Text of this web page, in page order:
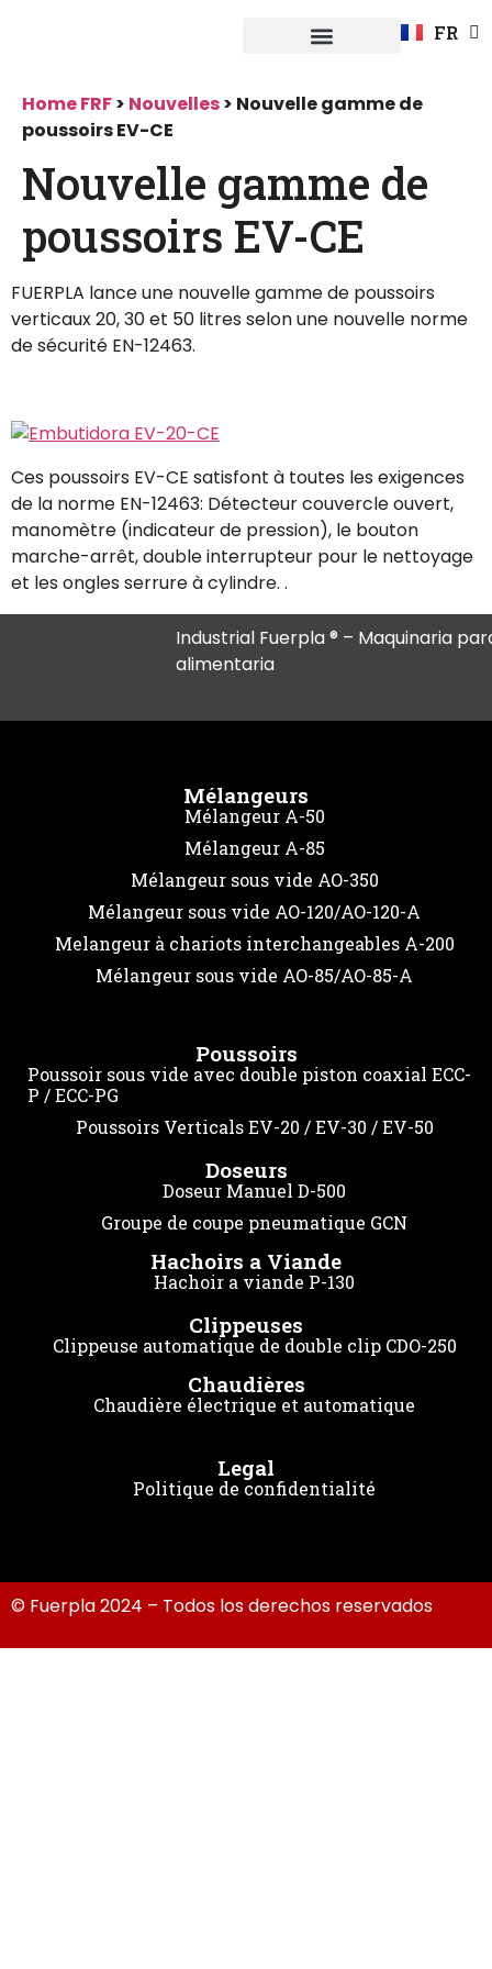
FR
DE
Home FRF> Nouvelles> Nouvelle gamme de
poussoirs EV-CE
Nouvelle gamme de
poussoirs EV-CE
FUERPLA lance une nouvelle gamme de poussoirs
verticaux 20, 30 et 50 litres selon une nouvelle norme
de sécurité EN-12463.
Ces poussoirs EV-CE satisfont à toutes les exigences
de la norme EN-12463: Détecteur couvercle ouvert,
manomètre (indicateur de pression), le bouton
marche-arrêt, double interrupteur pour le nettoyage
et les ongles serrure à cylindre. .
Industrial Fuerpla ® – Maquinaria
alimentaria
Mélangeurs
Mélangeur A-50
Mélangeur A-85
Mélangeur sous vide AO-350
Mélangeur sous vide AO-120/AO-120-A
Melangeur à chariots interchangeables A-200
Mélangeur sous vide AO-85/AO-85-A
Poussoirs
Poussoir sous vide avec double piston coaxial ECC-
P / ECC-PG
Poussoirs Verticals EV-20 / EV-30 / EV-50
Doseurs
Doseur Manuel D-500
Groupe de coupe pneumatique GCN
Hachoirs a Viande
Hachoir a viande P-130
Clippeuses
Clippeuse automatique de double clip CDO-250
Chaudières
Chaudière électrique et automatique
Legal
Politique de confidentialité
© Fuerpla 2024 – Todos los derechos reservados